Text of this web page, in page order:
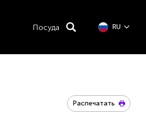
Посуда RU
Распечатать